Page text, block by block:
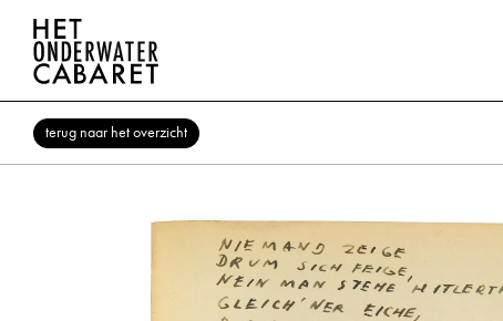
terug naar het overzicht